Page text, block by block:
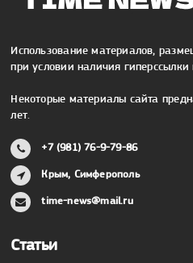
Использование материалов,
при условии наличия гиперссылки
Некоторые материалы сайта
лет.
+7 (981) 76-9-79-86
Крым, Симферополь
time-news@mail.ru
Статьи